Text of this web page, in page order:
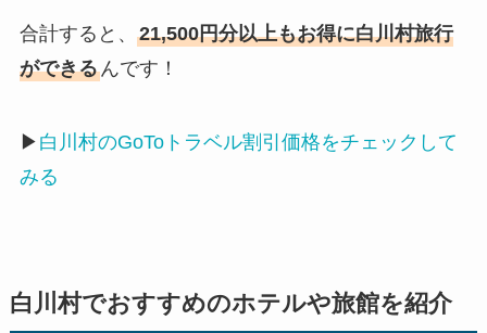
合計すると、 21,500円分以上もお得に白川村旅行
ができるんです！
▶ 白川村のGoToトラベル割引価格をチェックして
みる
白川村でおすすめのホテルや旅館を紹介